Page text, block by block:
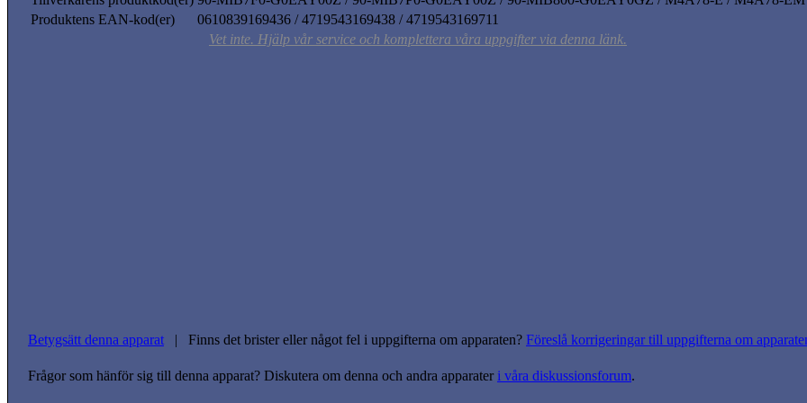
Produktens EAN-kod(er)
0610839169436 / 4719543169438 / 4719543169711
Vet inte. Hjälp vår service och komplettera våra uppgifter via denna länk.
Betygsätt denna apparat | Finns det brister eller något fel i uppgifterna om apparaten? Föreslå korrigeringar till uppgifterna om
Frågor som hänför sig till denna apparat? Diskutera om denna och andra apparater i våra diskussionsforum.